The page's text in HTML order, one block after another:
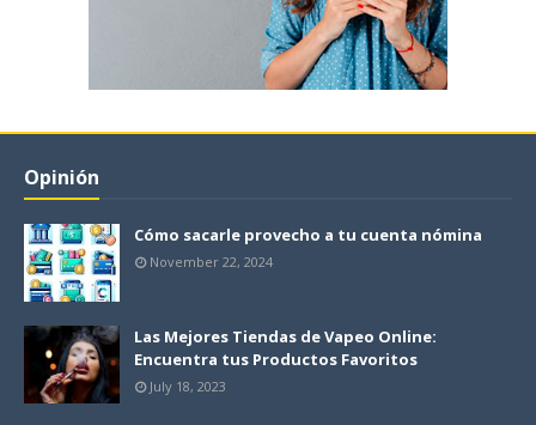
Opinión
Cómo sacarle provecho a tu cuenta nómina
November 22, 2024
Las Mejores Tiendas de Vapeo Online:
Encuentra tus Productos Favoritos
July 18, 2023